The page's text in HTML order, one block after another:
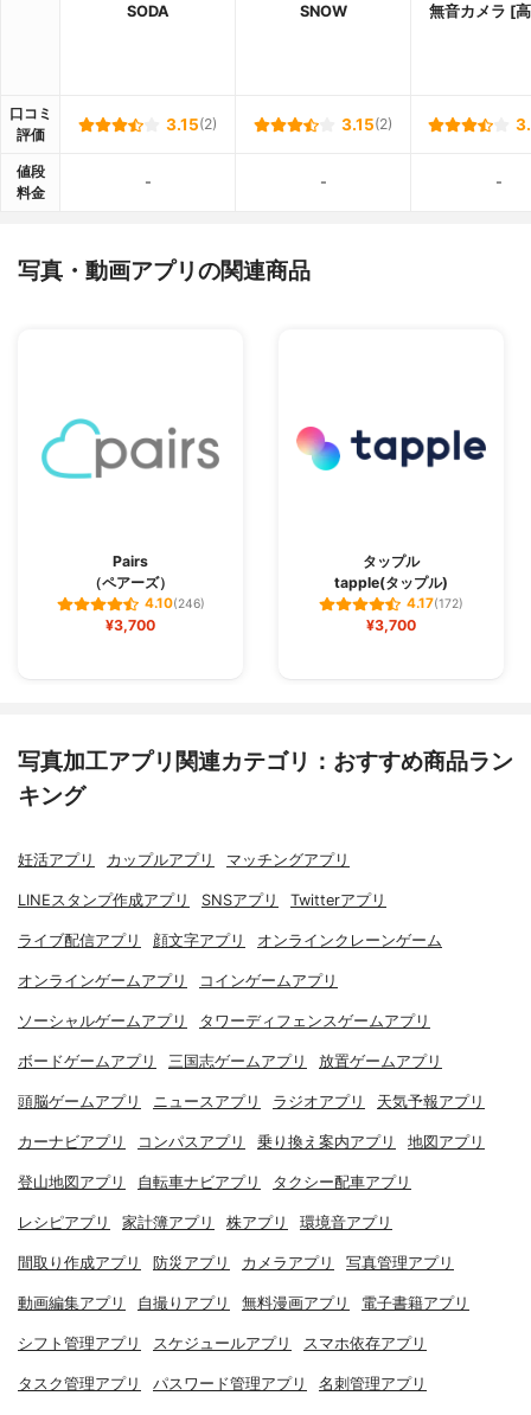
SODA SNOW 無音カメラ [
口コミ
評価
3.15(2) 3.15(2)
値段
料金
- - -
写真・動画アプリの関連商品
Pairs
（ペアーズ）
4.10(246)
¥3,700
タップル
tapple(タップル)
4.17(172)
¥3,700
写真加工アプリ関連カテゴリ：おすすめ商品ラン
キング
妊活アプリ カップルアプリ マッチングアプリ
LINEスタンプ作成アプリ SNSアプリ Twitterアプリ
ライブ配信アプリ 顔文字アプリ オンラインクレーンゲーム
オンラインゲームアプリ コインゲームアプリ
ソーシャルゲームアプリ タワーディフェンスゲームアプリ
ボードゲームアプリ 三国志ゲームアプリ 放置ゲームアプリ
頭脳ゲームアプリ ニュースアプリ ラジオアプリ 天気予報アプリ
カーナビアプリ コンパスアプリ 乗り換え案内アプリ 地図アプリ
登山地図アプリ 自転車ナビアプリ タクシー配車アプリ
レシピアプリ 家計簿アプリ 株アプリ 環境音アプリ
間取り作成アプリ 防災アプリ カメラアプリ 写真管理アプリ
動画編集アプリ 自撮りアプリ 無料漫画アプリ 電子書籍アプリ
シフト管理アプリ スケジュールアプリ スマホ依存アプリ
タスク管理アプリ パスワード管理アプリ 名刺管理アプリ